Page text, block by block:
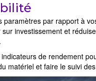
paramètres par rapport à
investissement et
de rendement
matériel et faire le suivi